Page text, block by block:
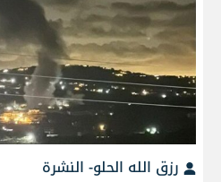
رزق الله الحلو- النشرة